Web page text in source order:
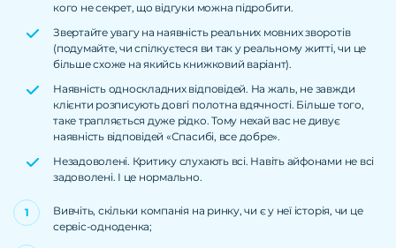
кого не секрет, що відгуки можна підробити.
Звертайте увагу на наявність реальних мовних зворотів
(подумайте, чи спілкуєтеся ви так у реальному житті, чи це
більше схоже на якийсь книжковий варіант).
Наявність односкладних відповідей. На жаль, не завжди
клієнти розписують довгі полотна вдячності. Більше того,
таке трапляється дуже рідко. Тому нехай вас не дивує
наявність відповідей «Спасибі, все добре».
Незадоволені. Критику слухають всі. Навіть айфонами не всі
задоволені. І це нормально.
Вивчіть, скільки компанія на ринку, чи є у неї історія, чи це
сервіс-одноденка;